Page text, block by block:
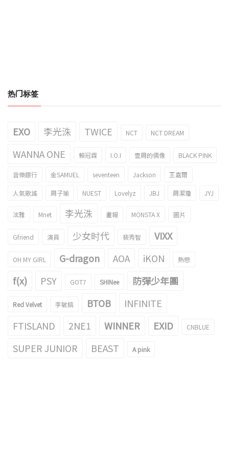
热门标签
EXO 李光洙 TWICE NCT NCT DREAM
WANNA ONE 賴冠霖 I.O.I 壹周的偶像 BLACK PINK
音樂銀行 金SAMUEL seventeen Jackson 王嘉爾
人氣歌謠 周子瑜 NUEST Lovelyz JBJ 周潔瓊 JYJ
泫雅 Mnet 李光洙 畫報 MONSTA X 圖片
Gfriend 演員 少女时代 裴秀智 VIXX
OH MY GIRL G-dragon AOA iKON 熱戀
f(x) PSY GOT7 SHINee 防彈少年團
Red Velvet 李敏鎬 BTOB
INFINITE
FTISLAND
2NE1 WINNER EXID CNBLUE
SUPER JUNIOR BEAST A pink